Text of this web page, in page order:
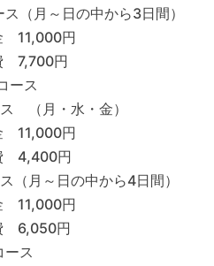
ス（月～日の中から3日間）
11,000円
7,700円
ース
（月・水・金）
11,000円
4,400円
（月～日の中から4日間）
11,000円
6,050円
ース